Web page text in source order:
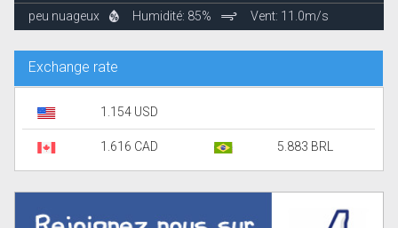
peu nuageux Humidité: 85% Vent: 11.0m/s
Exchange rate
1.154 USD
1.616 CAD 5.883 BRL